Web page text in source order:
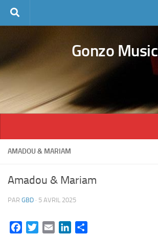
Skip to content
Gonzo Music
AMADOU & MARIAM
Amadou & Mariam
PAR GBD · 5 AVRIL 2025
FacebookTwitterEmail LinkedIn